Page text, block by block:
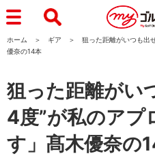
ホーム ギア
狙った距離がいつも出
優奈の14本
狙った距離がい
4度”が私のアプ
す」髙木優奈の